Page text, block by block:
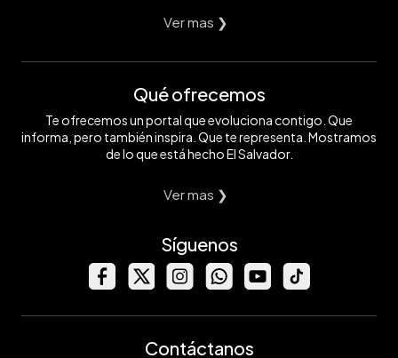
Ver mas ❯
Qué ofrecemos
Te ofrecemos un portal que evoluciona contigo. Que
informa, pero también inspira. Que te representa. Mostramos
de lo que está hecho El Salvador.
Ver mas ❯
Síguenos
Contáctanos